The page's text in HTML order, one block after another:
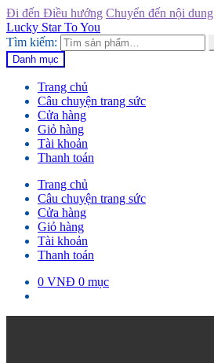
Đi đến Điều hướng Chuyển đến nội dung
Lucky Star To You
Tìm kiếm:
Danh mục
Trang chủ
Câu chuyện trang sức
Cửa hàng
Giỏ hàng
Tài khoản
Thanh toán
Trang chủ
Câu chuyện trang sức
Cửa hàng
Giỏ hàng
Tài khoản
Thanh toán
0 VNĐ 0 mục